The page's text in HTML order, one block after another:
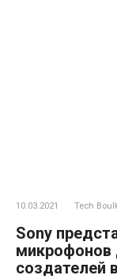
10.03.2021 Tech
Sony
микрофонов
создателей